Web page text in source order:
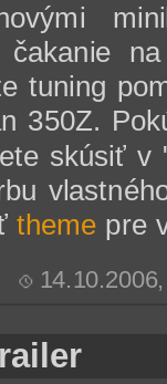
tuning
350Z.
skúsiť v
theme pre